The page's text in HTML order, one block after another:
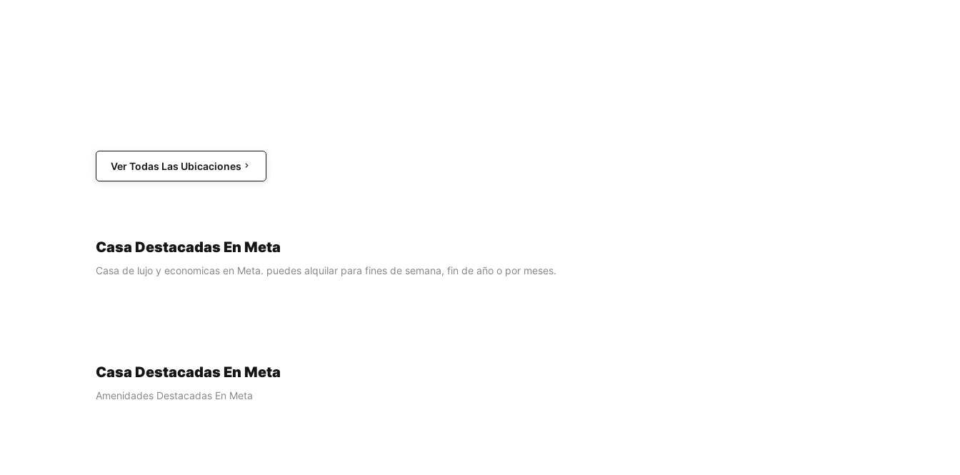
Ver Todas Las Ubicaciones
Casa Destacadas En Meta
Casa de lujo y economicas en Meta. puedes alquilar para fines de semana, fin de año o por meses.
Casa Destacadas En Meta
Amenidades Destacadas En Meta